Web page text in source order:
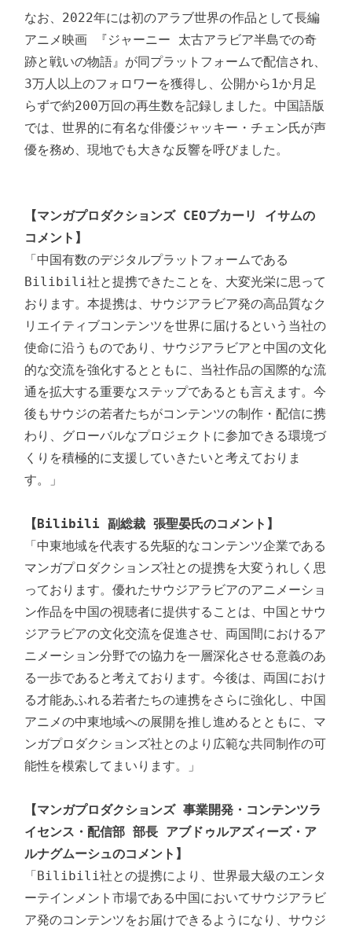
なお、2022年には初のアラブ世界の作品として長編
アニメ映画 『ジャーニー 太古アラビア半島での奇
跡と戦いの物語』が同プラットフォームで配信され、
3万人以上のフォロワーを獲得し、公開から1か月足
らずで約200万回の再生数を記録しました。中国語版
では、世界的に有名な俳優ジャッキー・チェン氏が声
優を務め、現地でも大きな反響を呼びました。
【マンガプロダクションズ CEOブカーリ イサムの
コメント】
「中国有数のデジタルプラットフォームである
Bilibili社と提携できたことを、大変光栄に思って
おります。本提携は、サウジアラビア発の高品質なク
リエイティブコンテンツを世界に届けるという当社の
使命に沿うものであり、サウジアラビアと中国の文化
的な交流を強化するとともに、当社作品の国際的な流
通を拡大する重要なステップであるとも言えます。今
後もサウジの若者たちがコンテンツの制作・配信に携
わり、グローバルなプロジェクトに参加できる環境づ
くりを積極的に支援していきたいと考えておりま
す。」
【Bilibili 副総裁 張聖晏氏のコメント】
「中東地域を代表する先駆的なコンテンツ企業である
マンガプロダクションズ社との提携を大変うれしく思
っております。優れたサウジアラビアのアニメーショ
ン作品を中国の視聴者に提供することは、中国とサウ
ジアラビアの文化交流を促進させ、両国間におけるア
ニメーション分野での協力を一層深化させる意義のあ
る一歩であると考えております。今後は、両国におけ
る才能あふれる若者たちの連携をさらに強化し、中国
アニメの中東地域への展開を推し進めるとともに、マ
ンガプロダクションズ社とのより広範な共同制作の可
能性を模索してまいります。」
【マンガプロダクションズ 事業開発・コンテンツラ
イセンス・配信部 部長 アブドゥルアズィーズ・ア
ルナグムーシュのコメント】
「Bilibili社との提携により、世界最大級のエンタ
ーテインメント市場である中国においてサウジアラビ
ア発のコンテンツをお届けできるようになり、サウジ